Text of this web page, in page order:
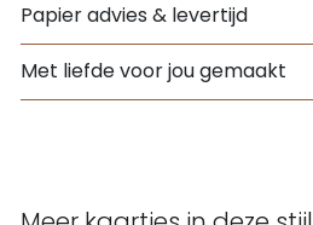
Papier advies & levertijd
Met liefde voor jou gemaakt